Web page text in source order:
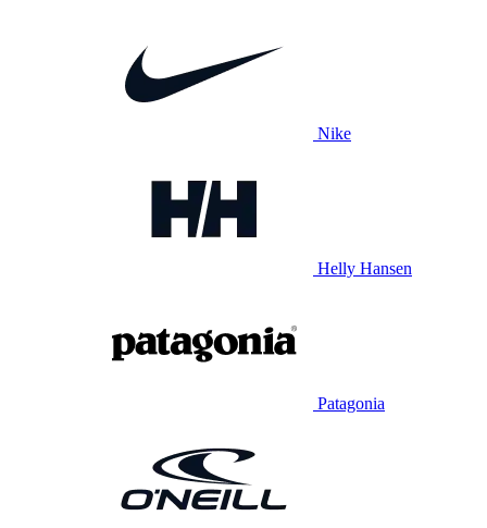
Nike
Helly Hansen
Patagonia